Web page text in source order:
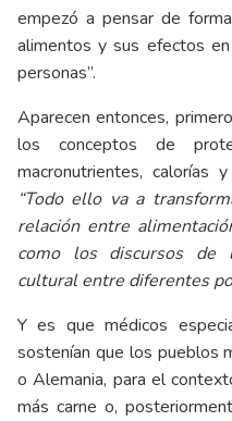
empezó a pensar de
alimentos y sus efectos
personas”.
Aparecen entonces,
los conceptos de
macronutrientes, calorías
“Todo ello va a
relación entre
como los discursos de
cultural entre diferentes
Y es que médicos
sostenían que los pueblos
o Alemania, para el
más carne o,